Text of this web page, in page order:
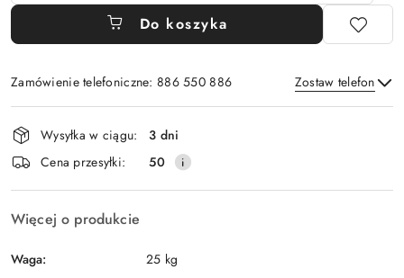
Do koszyka
Zamówienie telefoniczne: 886 550 886 Zostaw telefon
Wyślij
Dostępność
i
dostawa
Wysyłka w ciągu:
3 dni
Cena przesyłki:
50
Więcej o produkcie
Waga: 25 kg